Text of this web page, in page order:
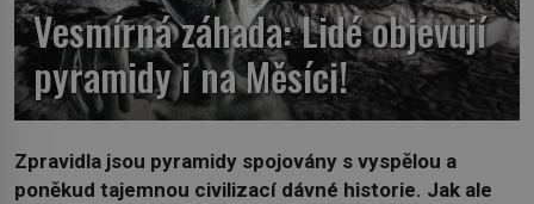
Vesmírná záhada: Lidé objevují
pyramidy i na Měsíci!
Zpravidla jsou pyramidy spojovány s vyspělou a
poněkud tajemnou civilizací dávné historie. Jak ale